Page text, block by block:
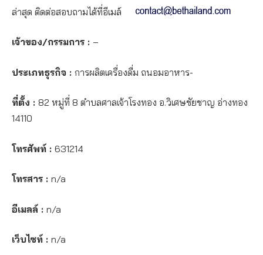
ล่าสุด ติดต่อสอบถามได้ที่อีเมล์
เจ้าของ/กรรมการ : –
ประเภทธุรกิจ : การผลิตเครื่องดื่ม ถนอมอาหาร-
ที่ตั้ง : 82 หมู่ที่ 8 ตำบลศาลเจ้าโรงทอง อ.วิเศษชัยชาญ อ่างทอง
14110
โทรศัพท์ : 631214
โทรสาร : n/a
อีเมลล์ : n/a
เว็บไซท์ : n/a